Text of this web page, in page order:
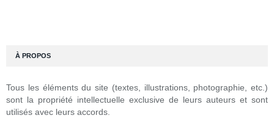
À PROPOS
Tous les éléments du site (textes, illustrations, photographie, etc.)
sont la propriété intellectuelle exclusive de leurs auteurs et sont
utilisés avec leurs accords.